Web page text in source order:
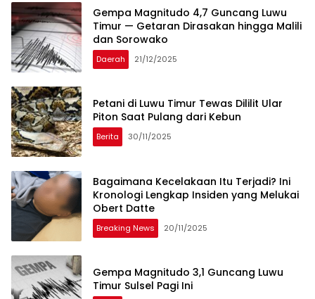
Gempa Magnitudo 4,7 Guncang Luwu
Timur — Getaran Dirasakan hingga Malili
dan Sorowako
Daerah 21/12/2025
Petani di Luwu Timur Tewas Dililit Ular
Piton Saat Pulang dari Kebun
Berita 30/11/2025
Bagaimana Kecelakaan Itu Terjadi? Ini
Kronologi Lengkap Insiden yang Melukai
Obert Datte
Breaking News 20/11/2025
Gempa Magnitudo 3,1 Guncang Luwu
Timur Sulsel Pagi Ini